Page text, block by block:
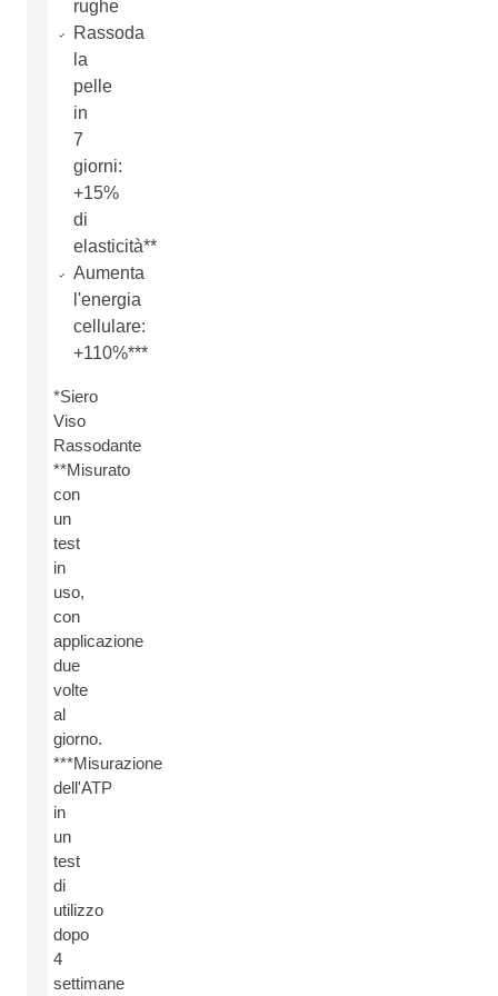
rughe
Rassoda
la
pelle
in
7
giorni:
+15%
di
elasticità**
Aumenta
l'energia
cellulare:
+110%***
*Siero
Viso
Rassodante
**Misurato
con
un
test
in
uso,
con
applicazione
due
volte
al
giorno.
***Misurazione
dell'ATP
in
un
test
di
utilizzo
dopo
4
settimane